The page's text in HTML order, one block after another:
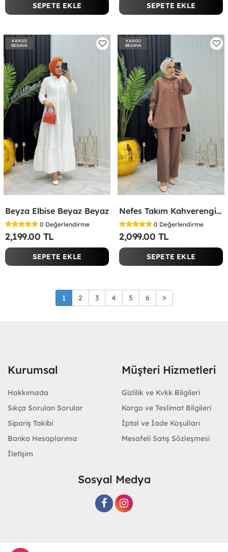
SEPETE EKLE SEPETE EKLE
KARGO
BEDAVA
Beyza Elbise Beyaz Beyaz
0 Değerlendirme
2,199.00 TL
SEPETE EKLE
KARGO
BEDAVA
Nefes Takım Kahverengi Kahverengi
0 Değerlendirme
2,099.00 TL
SEPETE EKLE
1 2 3 4 5 6
Kurumsal
Hakkımızda
Sıkça Sorulan Sorular
Sipariş Takibi
Banka Hesaplarımız
İletişim
Müşteri Hizmetleri
Gizlilik ve Kvkk Bilgileri
Kargo ve Teslimat Bilgileri
İptal ve İade Koşulları
Mesafeli Satış Sözleşmesi
Sosyal Medya